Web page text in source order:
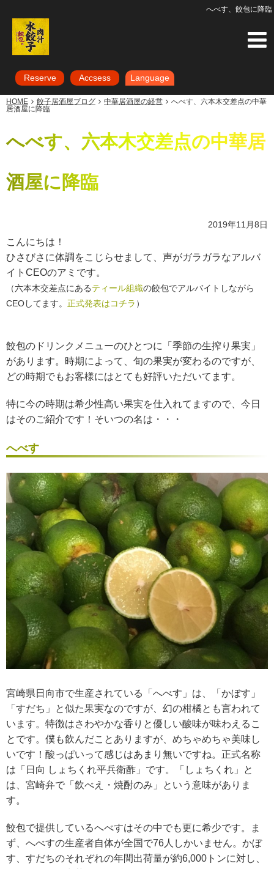
へべす、餃包に降臨
Reserve Accsess Language
HOME 餃子居酒屋ブログ 中華居酒屋の経営
へべす、六本木交差点の中華
居酒屋に降臨
へべす、六本木交差点の中華居
酒屋に降臨
2019年11月8日
こんにちは！
ひさびさに体調をこじらせまして、声がガラガラなアルバ
イトCEOのアミです。
（六本木交差点にあるティール組織の餃包でアルバイトしながら
CEOしてます。 正式発表はコチラ ）
餃包のドリンクメニューのひとつに「季節の生搾り果実」
があります。時期によって、旬の果実が変わるのですが、
どの時期でもお客様にはとても好評いただいてます。
特に今の時期は希少性高い果実を仕入れてますので、今日
はそのご紹介です！そいつの名は・・・
へべす
宮崎県日向市で生産されている「へべす」は、「かぼす」
「すだち」と似た果実なのですが、幻の柑橘とも言われて
います。特徴はさわやかな香りと優しい酸味が味わえるこ
とです。僕も飲んだことありますが、めちゃめちゃ美味し
いです！酸っぱいって感じはあまり無いですね。正式名称
は「日向 しょちくれ平兵衛酢」です。「しょちくれ」と
は、宮崎弁で「飲べえ・焼酎のみ」という意味がありま
す。
餃包で提供しているへべすはその中でも更に希少です。ま
ず、へべすの生産者自体が全国で76人しかいません。かぼ
す、すだちのそれぞれの年間出荷量が約6,000トンに対し、